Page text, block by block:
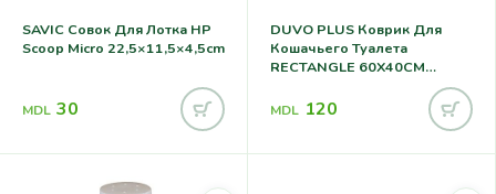
SAVIC Совок Для Лотка HP
Scoop Micro 22,5×11,5×4,5cm
MDL 30
DUVO PLUS Коврик Для
Кошачьего Туалета
RECTANGLE 60X40CM
MDL 120